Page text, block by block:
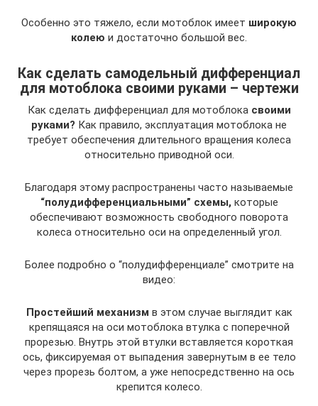
Особенно это тяжело, если мотоблок имеет широкую
колею и достаточно большой вес.
Как сделать самодельный дифференциал
для мотоблока своими руками – чертежи
Как сделать дифференциал для мотоблока своими
руками? Как правило, эксплуатация мотоблока не
требует обеспечения длительного вращения колеса
относительно приводной оси.
Благодаря этому распространены часто называемые
“полудифференциальными” схемы, которые
обеспечивают возможность свободного поворота
колеса относительно оси на определенный угол.
Более подробно о “полудифференциале” смотрите на
видео:
Простейший механизм в этом случае выглядит как
крепящаяся на оси мотоблока втулка с поперечной
прорезью. Внутрь этой втулки вставляется короткая
ось, фиксируемая от выпадения завернутым в ее тело
через прорезь болтом, а уже непосредственно на ось
крепится колесо.